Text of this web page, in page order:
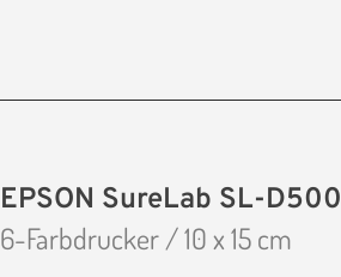
EPSON SureLab SL-D500
6-Farbdrucker / 10 x 15 cm